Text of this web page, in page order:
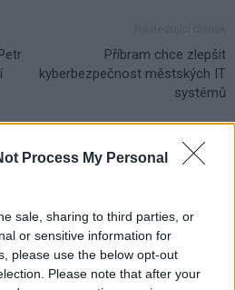
Process My Personal
sale, sharing to third parties, or
or sensitive information for
please use the below opt-out
Please note that after your
Příbram chce zlepšit
kyberbezpečnost městských IT
systémů
na Příbramsku nabízí
Horší voda je jen na